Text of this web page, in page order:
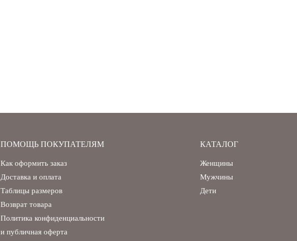
ПОМОЩЬ ПОКУПАТЕЛЯМ
Как оформить заказ
Доставка и оплата
Таблицы размеров
Возврат товара
Политика конфиденциальности
и публичная оферта
КАТАЛОГ
Женщины
Мужчины
Дети